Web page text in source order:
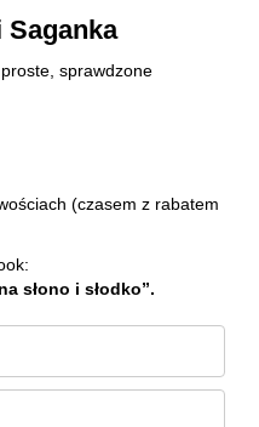
Saganka
sprawdzone
(czasem z rabatem
słono i słodko”.